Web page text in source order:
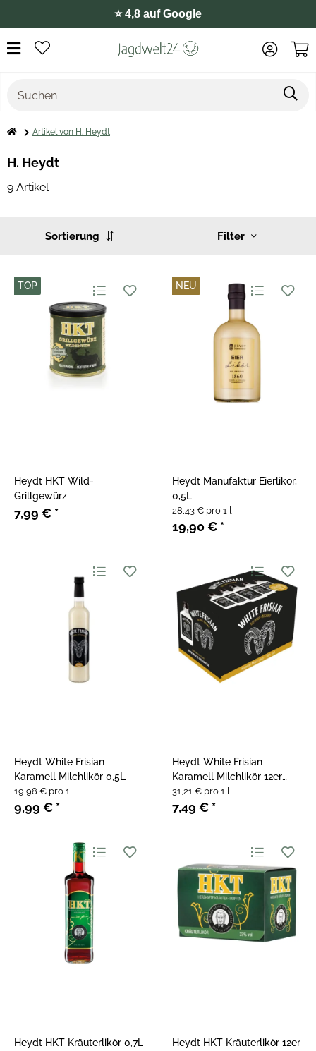
⭐️ 4,8 auf Google
Artikel von H. Heydt
H. Heydt
9 Artikel
Filter
Sortierung
TOP
Heydt HKT Wild-
Grillgewürz
7,99 € *
NEU
Heydt Manufaktur Eierlikör,
0,5L
19,90 € *
28,43 € pro 1 l
Heydt White Frisian
Karamell Milchlikör 0,5L
9,99 € *
19,98 € pro 1 l
Heydt White Frisian
Karamell Milchlikör 12er
Pack 0,02L
7,49 € *
31,21 € pro 1 l
Heydt HKT Kräuterlikör 0,7L
Heydt HKT Kräuterlikör 12er